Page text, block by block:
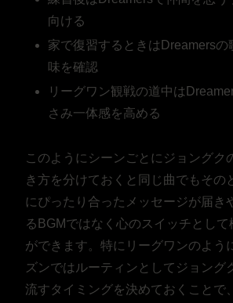
向ける
家で復習するときはDreamersの
味を確認
リーグワン観戦の道中は
さみ一体感を高める
このようにシーンごとにジョングク
き方を分けておくと同じ曲でもその
にぴったり合ったメッセージが届き
るBGMではなく心のスイッチとして
ができます。特にリーグワンのよう
ズンではルーティンとしてジョング
流すタイミングを決めておくことで